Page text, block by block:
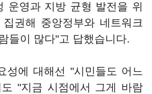
운영과 지방 균형 발전을 위
권해 중앙정부와 네트워크
들이 많다"고 답했습니다.
성에 대해선 "시민들도 어느
"지금 시점에서 그게 바람